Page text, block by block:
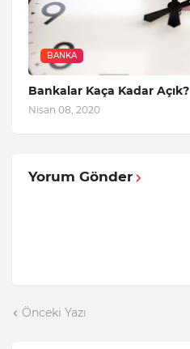
BANKA
Bankalar Kaça Kadar Açık?
Nisan 08, 2020
Yorum Gönder
Önceki Yazı